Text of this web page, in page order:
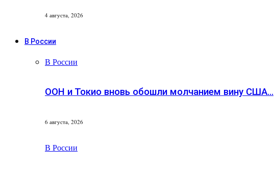
4 августа, 2026
В России
В России
ООН и Токио вновь обошли молчанием вину США…
6 августа, 2026
В России